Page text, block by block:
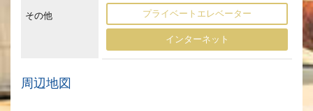
その他 プライベートエレベーター
インターネット
周辺地図